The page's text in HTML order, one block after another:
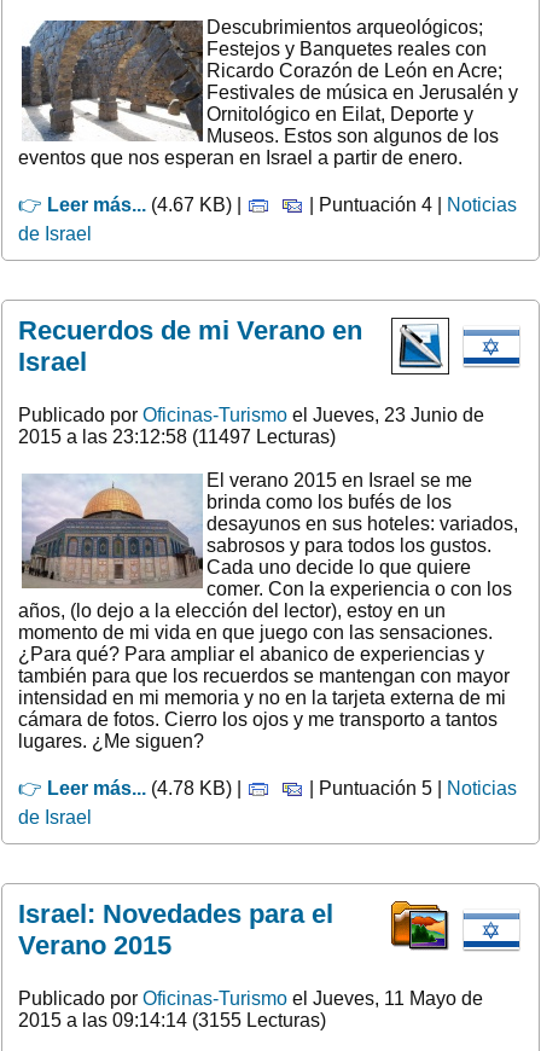
Descubrimientos arqueológicos;
Festejos y Banquetes reales con
Ricardo Corazón de León en Acre;
Festivales de música en Jerusalén y
Ornitológico en Eilat, Deporte y
Museos. Estos son algunos de los
eventos que nos esperan en Israel a partir de enero.
👉 Leer más... (4.67 KB) | | Puntuación 4 |
Noticias
de Israel
Recuerdos de mi Verano en
Israel
Publicado por Oficinas-Turismo el Jueves, 23 Junio de
2015 a las 23:12:58 (11497 Lecturas)
El verano 2015 en Israel se me
brinda como los bufés de los
desayunos en sus hoteles: variados,
sabrosos y para todos los gustos.
Cada uno decide lo que quiere
comer. Con la experiencia o con los
años, (lo dejo a la elección del lector), estoy en un
momento de mi vida en que juego con las sensaciones.
¿Para qué? Para ampliar el abanico de experiencias y
también para que los recuerdos se mantengan con mayor
intensidad en mi memoria y no en la tarjeta externa de mi
cámara de fotos. Cierro los ojos y me transporto a tantos
lugares. ¿Me siguen?
👉 Leer más... (4.78 KB) | | Puntuación 5 |
Noticias
de Israel
Israel: Novedades para el
Verano 2015
Publicado por Oficinas-Turismo el Jueves, 11 Mayo de
2015 a las 09:14:14 (3155 Lecturas)